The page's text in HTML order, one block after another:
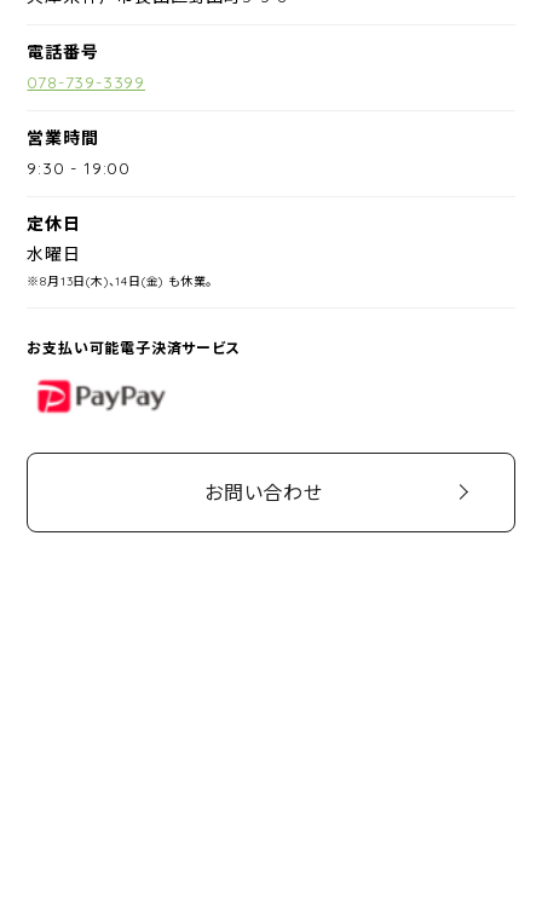
電話番号
078-739-3399
営業時間
9:30 -19:00
定休日
水曜日
※8月13日(木)、14日(金) も休業。
お支払い可能電子決済サービス
PayPay
お問い合わせ